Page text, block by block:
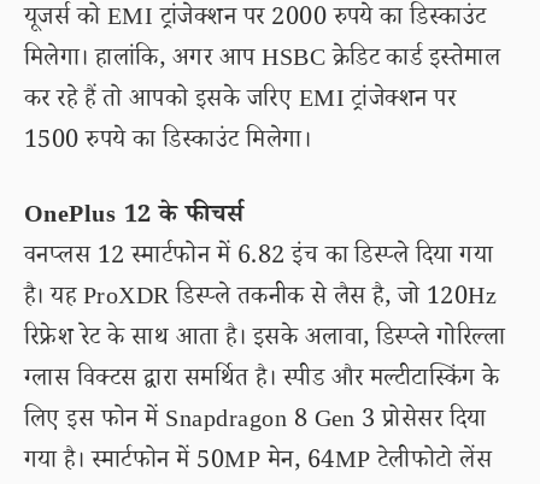
यूजर्स को EMI ट्रांजेक्शन पर 2000 रुपये का डिस्काउंट
मिलेगा। हालांकि, अगर आप HSBC क्रेडिट कार्ड इस्तेमाल
कर रहे हैं तो आपको इसके जरिए EMI ट्रांजेक्शन पर
1500 रुपये का डिस्काउंट मिलेगा।
OnePlus 12 के फीचर्स
वनप्लस 12 स्मार्टफोन में 6.82 इंच का डिस्प्ले दिया गया
है। यह ProXDR डिस्प्ले तकनीक से लैस है, जो 120Hz
रिफ्रेश रेट के साथ आता है। इसके अलावा, डिस्प्ले गोरिल्ला
ग्लास विक्टस द्वारा समर्थित है। स्पीड और मल्टीटास्किंग के
लिए इस फोन में Snapdragon 8 Gen 3 प्रोसेसर दिया
गया है। स्मार्टफोन में 50MP मेन, 64MP टेलीफोटो लेंस